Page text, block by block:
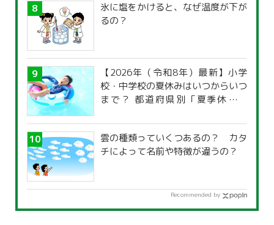
氷に塩をかけると、なぜ温度が下が
るの？
【2026年（令和8年）最新】小学
校・中学校の夏休みはいつからいつ
まで？ 都道府県別「夏季休暇一
雲の種類っていくつあるの？ カタ
チによって名前や特徴が違うの？
Recommended by